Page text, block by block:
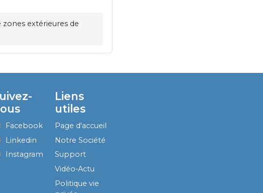
extérieures de
Liens
utiles
Page d'accueil
Notre Société
Support
Vidéo-Actu
Politique vie
Facebook
Linkedin
Instagram